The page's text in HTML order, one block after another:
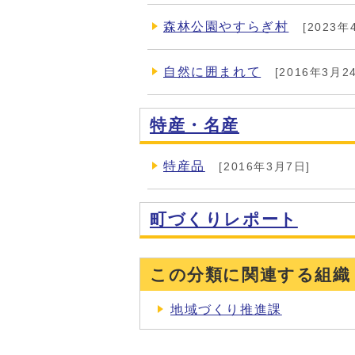
森林公園やすらぎ村 [2023年
自然に囲まれて [2016年3月
特産・名産
特産品 [2016年3月7日]
町づくりレポート
この分類に関連する組織
地域づくり推進課